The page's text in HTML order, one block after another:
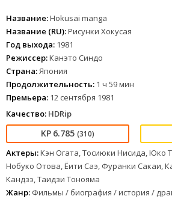
Название:Hokusai manga
Название (RU):Рисунки Хокусая
Год выхода: 1981
Режиссер:Канэто Синдо
Страна:Япония
Продолжительность: 1 ч 59 мин
Премьера: 12 сентября 1981
Качество: HDRip
6.785 (310)
Актеры:Кэн Огата, Тосиюки Нисида, Юко
Нобуко Отова, Ёити Саэ, Фуранки Сакаи,
Кандзэ, Таидзи Тонояма
Жанр: Фильмы / биография / история /